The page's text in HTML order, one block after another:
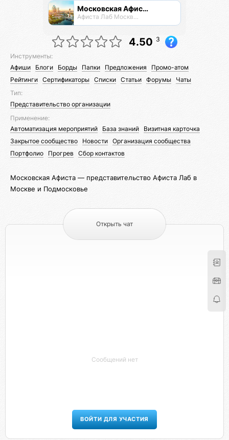
Московская Афиста
Афиста Лаб Москвы и Подпосковья
4.50 3
Инструменты:
Афиши
Блоги Борды Папки Предложения
Промо-атом
Рейтинги Сертификаторы Списки Статьи Форумы
Чаты
Тип:
Представительство организации
Применение:
Автоматизация мероприятий
База знаний
Визитная карточка
Закрытое сообщество
Новости Организация сообщества
Портфолио
Прогрев Сбор контактов
Московская Афиста — представительство Афиста Лаб в
Москве и Подмосковье
Открыть чат
Сообщений нет
ВОЙТИ ДЛЯ УЧАСТИЯ